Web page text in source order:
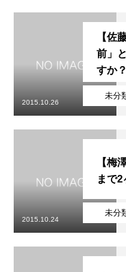
会員専用ページ
システム・ク
未分
【佐
前」
すか？
2015.10.26
未分
【梅
まで2
2015.10.24